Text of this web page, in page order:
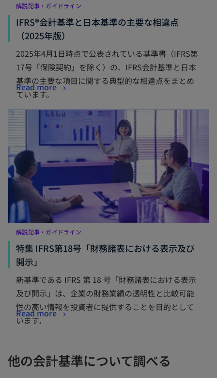
解説記事・ガイドライン
IFRS®会計基準と日本基準の主要な相違点
（2025年版）
2025年4月1日時点で公表されている基準書（IFRS第
17号「保険契約」を除く）の、IFRS会計基準と日本
基準の主要な項目に関する典型的な相違点をまとめ
ています。
Read more
解説記事・ガイドライン
特集 IFRS第18号「財務諸表における表示及び
開示」
新基準である IFRS 第 18 号「財務諸表における表示
及び開示」は、企業の財務業績の透明性と比較可能
性の高い情報を投資者に提供することを目的として
います。
Read more
他の会計基準について調べる